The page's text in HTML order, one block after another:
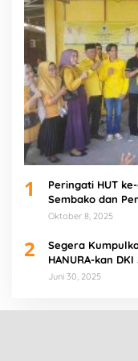
1
Peringati HUT
Sembako dan
Oktober 8, 2025
2
Segera
HANURA-kan
Juni 30, 2025